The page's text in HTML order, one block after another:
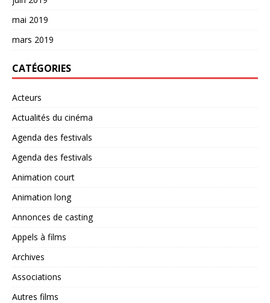
mai 2019
mars 2019
CATÉGORIES
Acteurs
Actualités du cinéma
Agenda des festivals
Agenda des festivals
Animation court
Animation long
Annonces de casting
Appels à films
Archives
Associations
Autres films